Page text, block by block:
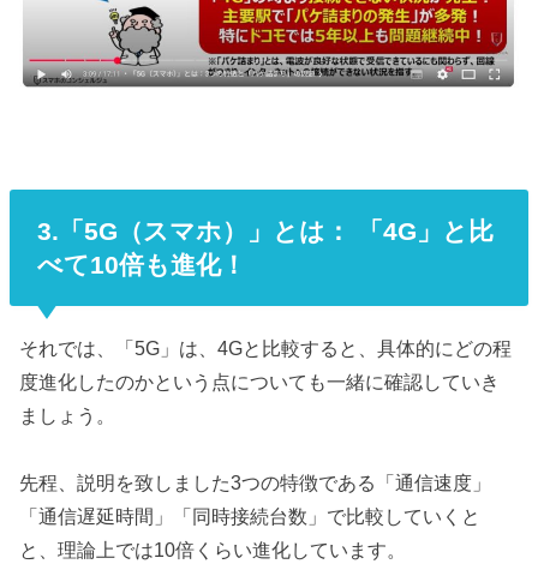
3.「5G（スマホ）」とは： 「4G」と比
べて10倍も進化！
それでは、「5G」は、4Gと比較すると、具体的にどの程
度進化したのかという点についても一緒に確認していき
ましょう。
先程、説明を致しました3つの特徴である「通信速度」
「通信遅延時間」「同時接続台数」で比較していくと
と、理論上では10倍くらい進化しています。